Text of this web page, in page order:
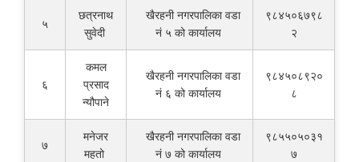
५
छत्रनाथ
सुवेदी
खैरहनी नगरपालिका वडा
नं ५ को कार्यालय
९८४५०६७९८
२
६
कमल
प्रसाद
न्यौपाने
खैरहनी नगरपालिका वडा
नं ६ को कार्यालय
९८४५०८९२०
८
७
मनेजर
महतो
खैरहनी नगरपालिका वडा
नं ७ को कार्यालय
९८५५०५०३१
७